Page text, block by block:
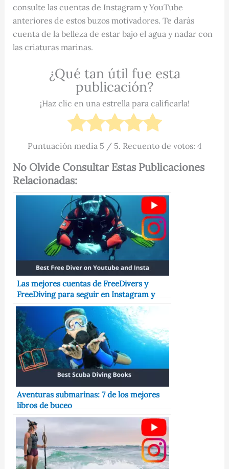
consulte las cuentas de Instagram y YouTube
anteriores de estos buzos motivadores. Te darás
cuenta de la belleza de estar bajo el agua y nadar con
las criaturas marinas.
¿Qué tan útil fue esta
publicación?
¡Haz clic en una estrella para calificarla!
Puntuación media 5 / 5. Recuento de votos: 4
No Olvide Consultar Estas Publicaciones
Relacionadas:
Las mejores cuentas de FreeDivers y
FreeDiving para seguir en Instagram y
YouTube para prepararte para tu próxima
inmersión
Aventuras submarinas: 7 de los mejores
libros de buceo